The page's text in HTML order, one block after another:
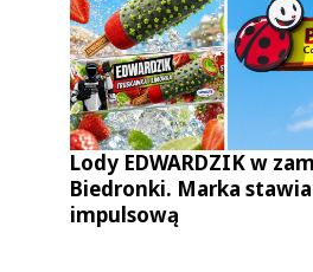
Lody EDWARDZIK w
Biedronki. Marka
impulsową